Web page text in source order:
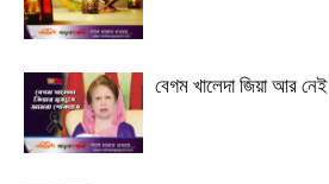
বেগম খালেদা জিয়া আর নেই